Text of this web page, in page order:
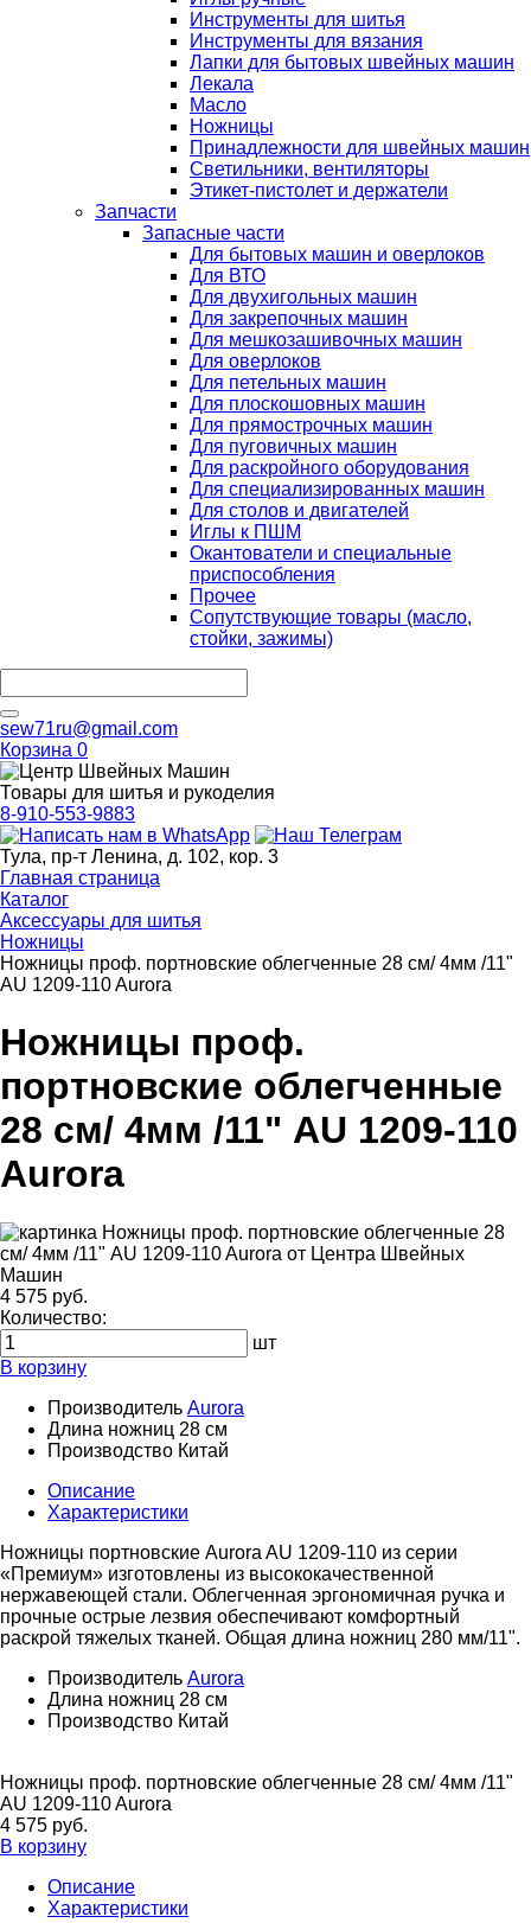
Инструменты для шитья
Инструменты для вязания
Лапки для бытовых швейных машин
Лекала
Масло
Ножницы
Принадлежности для швейных машин
Светильники, вентиляторы
Этикет-пистолет и держатели
Запчасти
Запасные части
Для бытовых машин и оверлоков
Для ВТО
Для двухигольных машин
Для закрепочных машин
Для мешкозашивочных машин
Для оверлоков
Для петельных машин
Для плоскошовных машин
Для прямострочных машин
Для пуговичных машин
Для раскройного оборудования
Для специализированных машин
Для столов и двигателей
Иглы к ПШМ
Окантователи и специальные
приспособления
Прочее
Сопутствующие товары (масло,
стойки, зажимы)
sew71ru@gmail.com
Корзина 0
Товары для шитья и рукоделия
8-910-553-9883
Тула, пр-т Ленина, д. 102, кор. 3
Главная страница
Каталог
Аксессуары для шитья
Ножницы
Ножницы проф. портновские облегченные 28 см/ 4мм /11"
AU 1209-110 Aurora
Ножницы проф.
портновские облегченные
28 см/ 4мм /11" AU 1209-110
Aurora
4 575 руб.
Количество:
шт
В корзину
Производитель Aurora
Длина ножниц 28 см
Производство Китай
Описание
Характеристики
Ножницы портновские Aurora AU 1209-110 из серии
«Премиум» изготовлены из высококачественной
нержавеющей стали. Облегченная эргономичная ручка и
прочные острые лезвия обеспечивают комфортный
раскрой тяжелых тканей. Общая длина ножниц 280 мм/11".
Производитель Aurora
Длина ножниц 28 см
Производство Китай
Ножницы проф. портновские облегченные 28 см/ 4мм /11"
AU 1209-110 Aurora
4 575 руб.
В корзину
Описание
Характеристики